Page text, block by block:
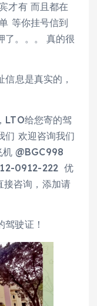
才有 而且都在
等你挂号信到
了。。。 真的很
息是真实的，
LTO给您寄的驾
们 欢迎咨询我们
@BGC998
0912-222 优
接咨询，添加请
驶证！